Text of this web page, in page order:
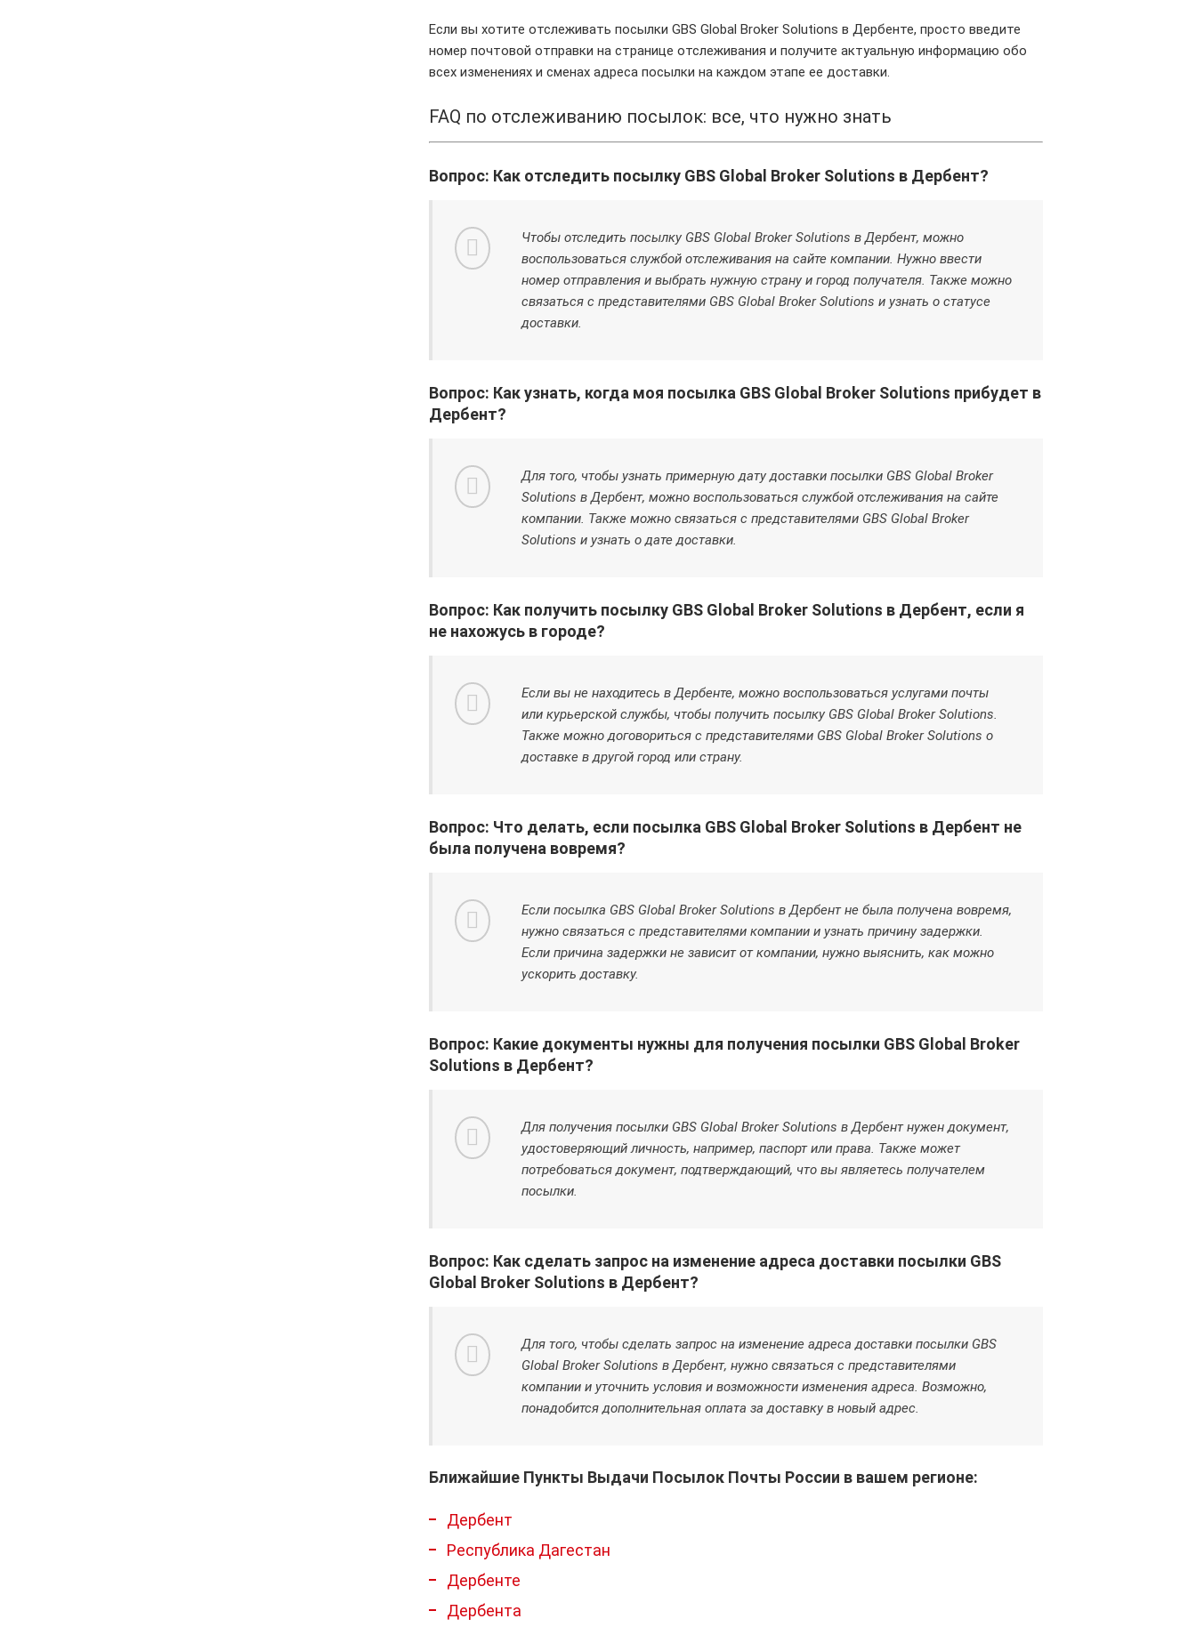
Если вы хотите отслеживать посылки GBS Global Broker Solutions в Дербенте, просто введите
номер почтовой отправки на странице отслеживания и получите актуальную информацию обо
всех изменениях и сменах адреса посылки на каждом этапе ее доставки.
FAQ по отслеживанию посылок: все, что нужно знать
Вопрос: Как отследить посылку GBS Global Broker Solutions в Дербент?
Чтобы отследить посылку GBS Global Broker Solutions в Дербент, можно
воспользоваться службой отслеживания на сайте компании. Нужно ввести
номер отправления и выбрать нужную страну и город получателя. Также можно
связаться с представителями GBS Global Broker Solutions и узнать о статусе
доставки.
Вопрос: Как узнать, когда моя посылка GBS Global Broker Solutions прибудет в
Дербент?
Для того, чтобы узнать примерную дату доставки посылки GBS Global Broker
Solutions в Дербент, можно воспользоваться службой отслеживания на сайте
компании. Также можно связаться с представителями GBS Global Broker
Solutions и узнать о дате доставки.
Вопрос: Как получить посылку GBS Global Broker Solutions в Дербент, если я
не нахожусь в городе?
Если вы не находитесь в Дербенте, можно воспользоваться услугами почты
или курьерской службы, чтобы получить посылку GBS Global Broker Solutions.
Также можно договориться с представителями GBS Global Broker Solutions о
доставке в другой город или страну.
Вопрос: Что делать, если посылка GBS Global Broker Solutions в Дербент не
была получена вовремя?
Если посылка GBS Global Broker Solutions в Дербент не была получена вовремя,
нужно связаться с представителями компании и узнать причину задержки.
Если причина задержки не зависит от компании, нужно выяснить, как можно
ускорить доставку.
Вопрос: Какие документы нужны для получения посылки GBS Global Broker
Solutions в Дербент?
Для получения посылки GBS Global Broker Solutions в Дербент нужен документ,
удостоверяющий личность, например, паспорт или права. Также может
потребоваться документ, подтверждающий, что вы являетесь получателем
посылки.
Вопрос: Как сделать запрос на изменение адреса доставки посылки GBS
Global Broker Solutions в Дербент?
Для того, чтобы сделать запрос на изменение адреса доставки посылки GBS
Global Broker Solutions в Дербент, нужно связаться с представителями
компании и уточнить условия и возможности изменения адреса. Возможно,
понадобится дополнительная оплата за доставку в новый адрес.
Ближайшие Пункты Выдачи Посылок Почты России в вашем регионе:
Дербент
Республика Дагестан
Дербенте
Дербента